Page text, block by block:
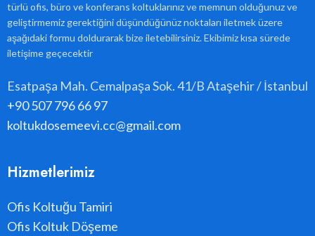
türlü ofis, büro ve konferans koltuklarınız ve memnun olduğunuz ve
geliştirmemiz gerektiğini düşündüğünüz noktaları iletmek üzere
aşağıdaki formu doldurarak bize iletebilirsiniz. Ekibimiz kısa sürede
iletişime geçecektir
Esatpaşa Mah. Cemalpaşa Sok. 41/B Ataşehir / İstanbul
+90 507 796 66 97
koltukdosemeevi.cc@gmail.com
Hizmetlerimiz
Ofis Koltuğu Tamiri
Ofis Koltuk Döşeme